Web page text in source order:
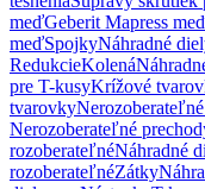
meďGeberit Mapress
meďSpojkyNáhradné
RedukcieKolená
pre T-kusyKrížové
tvarovky
Nerozoberateľné
rozoberateľnéNáhradné
rozoberateľnéZátky